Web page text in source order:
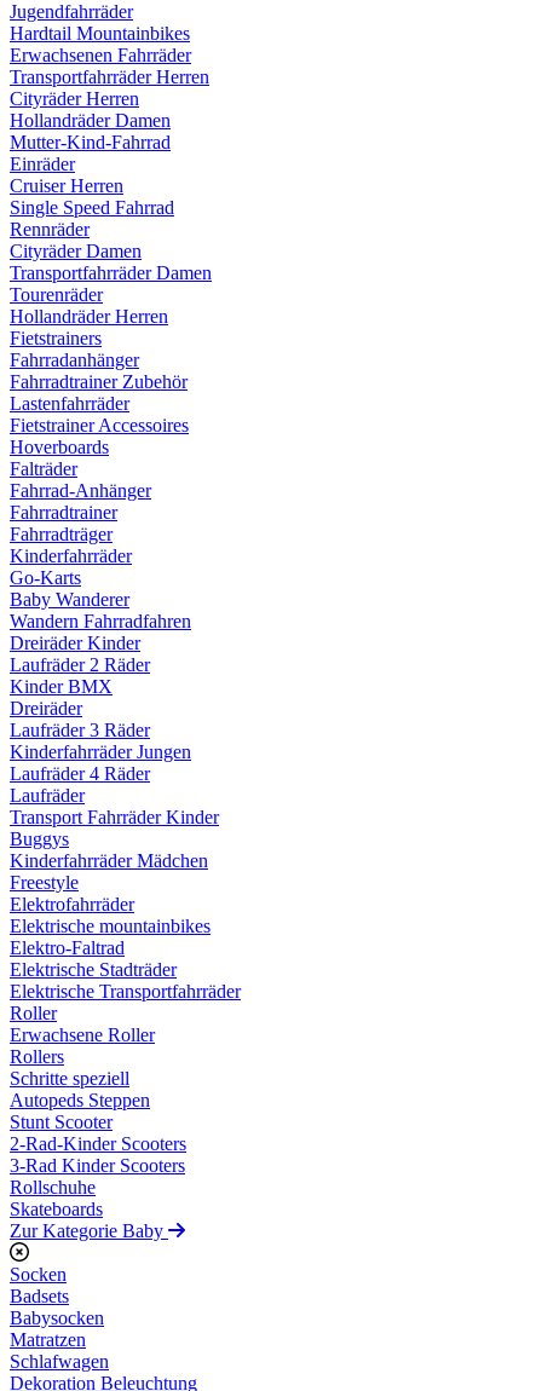
Jugendfahrräder
Hardtail Mountainbikes
Erwachsenen Fahrräder
Transportfahrräder Herren
Cityräder Herren
Hollandräder Damen
Mutter-Kind-Fahrrad
Einräder
Cruiser Herren
Single Speed Fahrrad
Rennräder
Cityräder Damen
Transportfahrräder Damen
Tourenräder
Hollandräder Herren
Fietstrainers
Fahrradanhänger
Fahrradtrainer Zubehör
Lastenfahrräder
Fietstrainer Accessoires
Hoverboards
Falträder
Fahrrad-Anhänger
Fahrradtrainer
Fahrradträger
Kinderfahrräder
Go-Karts
Baby Wanderer
Wandern Fahrradfahren
Dreiräder Kinder
Laufräder 2 Räder
Kinder BMX
Dreiräder
Laufräder 3 Räder
Kinderfahrräder Jungen
Laufräder 4 Räder
Laufräder
Transport Fahrräder Kinder
Buggys
Kinderfahrräder Mädchen
Freestyle
Elektrofahrräder
Elektrische mountainbikes
Elektro-Faltrad
Elektrische Stadträder
Elektrische Transportfahrräder
Roller
Erwachsene Roller
Rollers
Schritte speziell
Autopeds Steppen
Stunt Scooter
2-Rad-Kinder Scooters
3-Rad Kinder Scooters
Rollschuhe
Skateboards
Zur Kategorie Baby
Socken
Badsets
Babysocken
Matratzen
Schlafwagen
Dekoration Beleuchtung